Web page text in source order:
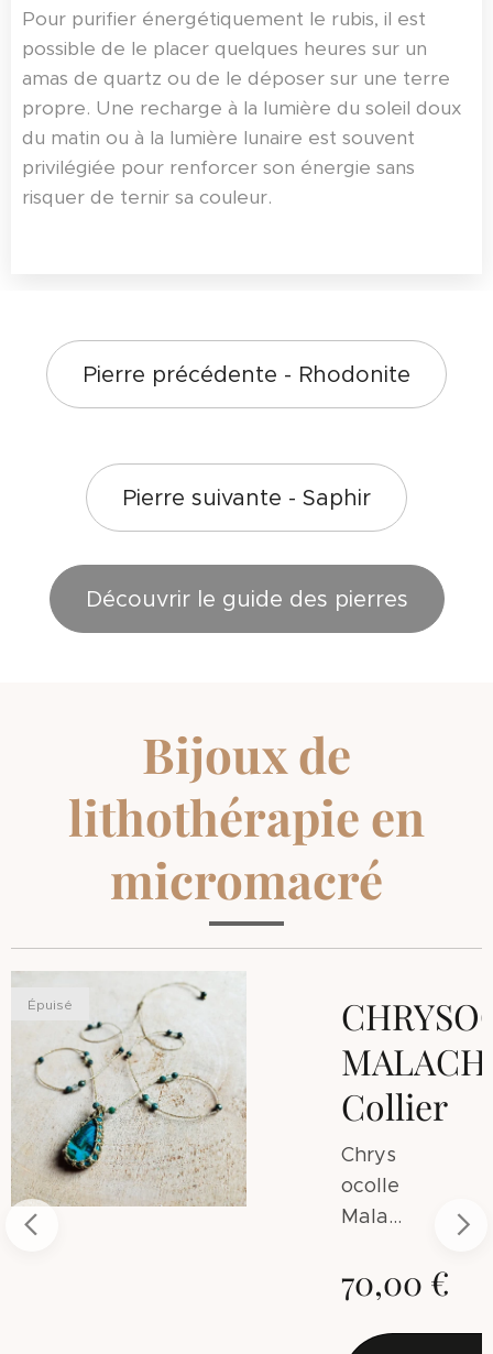
Pour purifier énergétiquement le rubis, il est
possible de le placer quelques heures sur un
amas de quartz ou de le déposer sur une terre
propre. Une recharge à la lumière du soleil doux
du matin ou à la lumière lunaire est souvent
privilégiée pour renforcer son énergie sans
risquer de ternir sa couleur.
Pierre précédente - Rhodonite
Pierre suivante - Saphir
Découvrir le guide des pierres
Bijoux de
lithothérapie en
micromacré
Épuisé
Collier
Chrys
ocolle
Malac
prove
nant
du
70,00 €